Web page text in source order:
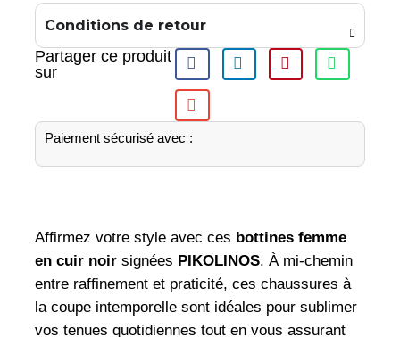
Conditions de retour
Partager ce produit
sur
Paiement sécurisé avec :
Affirmez votre style avec ces bottines femme
en cuir noir signées PIKOLINOS. À mi-chemin
entre raffinement et praticité, ces chaussures à
la coupe intemporelle sont idéales pour sublimer
vos tenues quotidiennes tout en vous assurant